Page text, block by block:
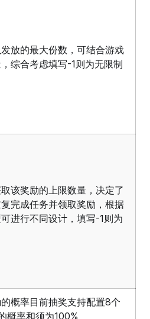
放的最大份数，可结合游戏
综合考虑填写-1则为无限制
该奖励的上限数量，决定了
完成任务并领取奖励，根据
进行不同设计，填写-1则为
概率目前抽奖支持配置8个
概率和须为100%